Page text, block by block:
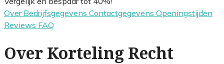
Over Bedrijfsgegevens Contactgegevens Openingstijden
Reviews FAQ
Over Korteling Recht